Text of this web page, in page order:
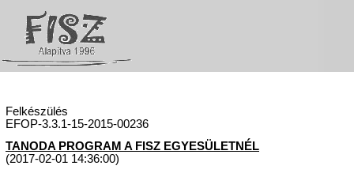
Felkészülés
EFOP-3.3.1-15-2015-00236
TANODA PROGRAM A FISZ EGYESÜLETNÉL
(2017-02-01 14:36:00)